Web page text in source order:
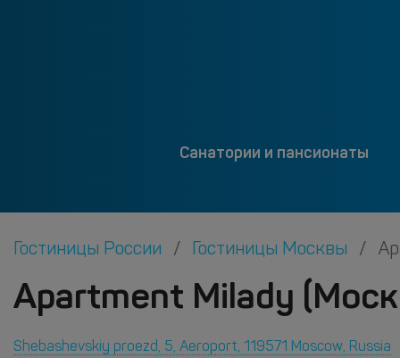
Санатории и пансионаты
Гостиницы России Гостиницы Москвы
Apartment Milady
Shebashevskiy proezd, 5, Aeroport, 119571 Moscow, Russia